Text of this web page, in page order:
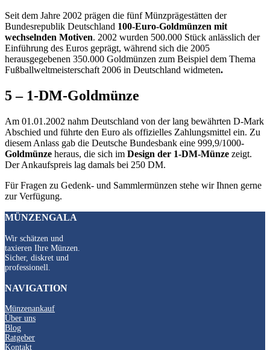
Seit dem Jahre 2002 prägen die fünf Münzprägestätten der
Bundesrepublik Deutschland 100-Euro-Goldmünzen mit
wechselnden Motiven. 2002 wurden 500.000 Stück anlässlich der
Einführung des Euros geprägt, während sich die 2005
herausgegebenen 350.000 Goldmünzen zum Beispiel dem Thema
Fußballweltmeisterschaft 2006 in Deutschland widmeten.
5 – 1-DM-Goldmünze
Am 01.01.2002 nahm Deutschland von der lang bewährten D-Mark
Abschied und führte den Euro als offizielles Zahlungsmittel ein. Zu
diesem Anlass gab die Deutsche Bundesbank eine 999,9/1000-
Goldmünze heraus, die sich im Design der 1-DM-Münze zeigt.
Der Ankaufspreis lag damals bei 250 DM.
Für Fragen zu Gedenk- und Sammlermünzen stehe wir Ihnen gerne
zur Verfügung.
MÜNZENGALA
Wir schätzen und
taxieren Ihre Münzen.
Sicher, diskret und
professionell.
NAVIGATION
Münzenankauf
Über uns
Blog
Ratgeber
Kontakt